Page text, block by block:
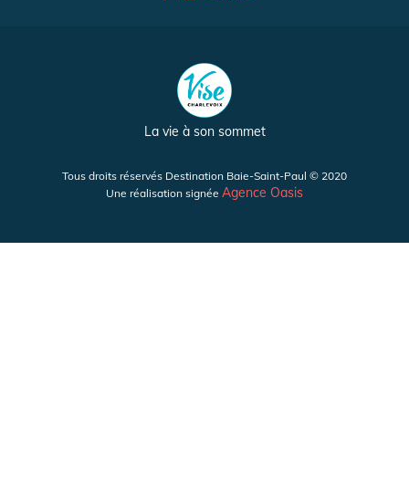
La vie à son sommet
Tous droits réservés Destination Baie-Saint-Paul © 2020
Une réalisation signée Agence Oasis